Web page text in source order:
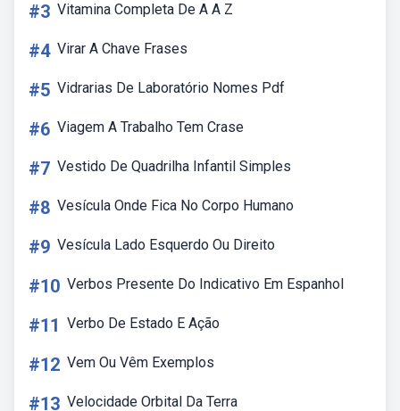
#3 Vitamina Completa De A A Z
#4 Virar A Chave Frases
#5 Vidrarias De Laboratório Nomes Pdf
#6 Viagem A Trabalho Tem Crase
#7 Vestido De Quadrilha Infantil Simples
#8 Vesícula Onde Fica No Corpo Humano
#9 Vesícula Lado Esquerdo Ou Direito
#10 Verbos Presente Do Indicativo Em Espanhol
#11 Verbo De Estado E Ação
#12 Vem Ou Vêm Exemplos
#13 Velocidade Orbital Da Terra